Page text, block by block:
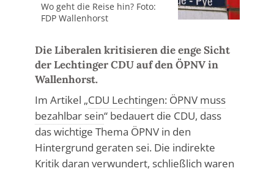
Wo geht die Reise hin? Foto:
FDP Wallenhorst
Die Liberalen kritisieren die enge Sicht
der Lechtinger CDU auf den ÖPNV in
Wallenhorst.
Im Artikel „CDU Lechtingen: ÖPNV muss
bezahlbar sein“ bedauert die CDU, dass
das wichtige Thema ÖPNV in den
Hintergrund geraten sei. Die indirekte
Kritik daran verwundert, schließlich waren